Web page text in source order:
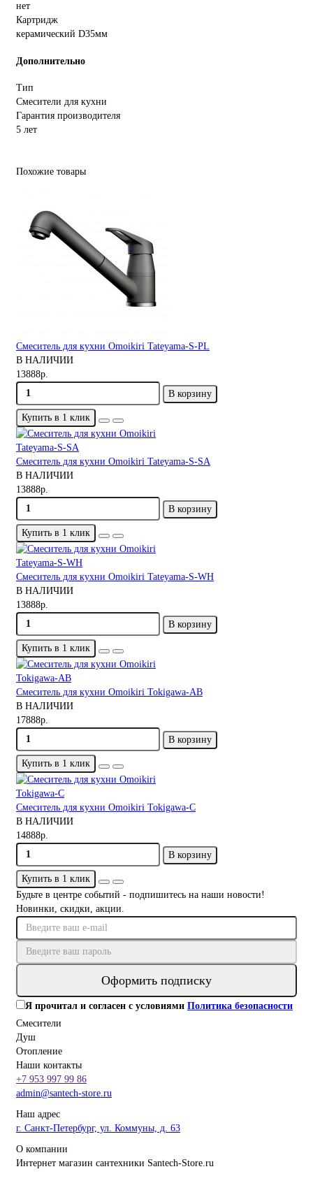
нет
Картридж
керамический D35мм
Дополнительно
Тип
Смесители для кухни
Гарантия производителя
5 лет
Похожие товары
Смеситель для кухни Omoikiri Tateyama-S-PL
В НАЛИЧИИ
13888р.
В корзину
Купить в 1 клик
Смеситель для кухни Omoikiri Tateyama-S-SA
В НАЛИЧИИ
13888р.
В корзину
Купить в 1 клик
Смеситель для кухни Omoikiri Tateyama-S-WH
В НАЛИЧИИ
13888р.
В корзину
Купить в 1 клик
Смеситель для кухни Omoikiri Tokigawa-AB
В НАЛИЧИИ
17888р.
В корзину
Купить в 1 клик
Смеситель для кухни Omoikiri Tokigawa-C
В НАЛИЧИИ
14888р.
В корзину
Купить в 1 клик
Будьте в центре событий - подпишитесь на наши новости!
Новинки, скидки, акции.
Оформить подписку
Я прочитал и согласен с условиями Политика безопасности
Смесители
Душ
Отопление
Наши контакты
+7 953 997 99 86
admin@santech-store.ru
Наш адрес
г. Санкт-Петербург, ул. Коммуны, д. 63
О компании
Интернет магазин сантехники Santech-Store.ru